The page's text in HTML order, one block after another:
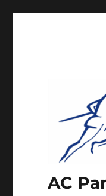
AC